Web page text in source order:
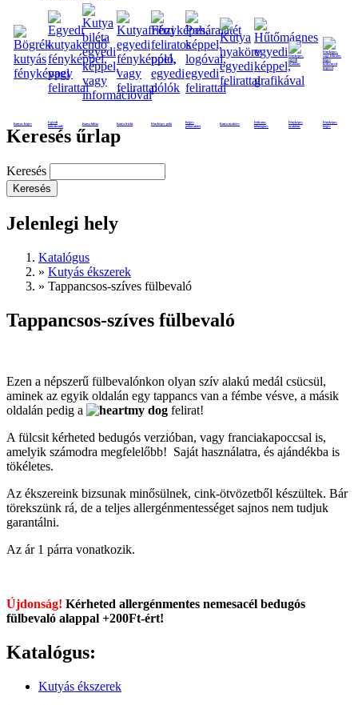
Kutyás bögre
Egyedi
kutyakendő
Kutya biléta Kutya frizbi Fényképes póló
Képes
poháralátét
Kutya nyakörv
Feliratos
hűtmágnes
Fényképes
nyaklánc
Fényképes
bögre
Keresés űrlap
Keresés
Jelenlegi hely
Katalógus
» Kutyás ékszerek
» Tappancsos-szíves fülbevaló
Tappancsos-szíves fülbevaló
Ezen a népszerű fülbevalónkon olyan szív alakú medál csücsül,
aminek az egyik oldalán egy tappancs van a fémbe vésve, a másik
oldalán pedig a
my dog felirat!
A fülcsit kérheted bedugós verzióban, vagy franciakapoccsal is,
amelyik számodra megfelelőbb! Saját használatra, és ajándékba is
tökéletes.
Az ékszereink bizsunak minősülnek, cink-ötvözetből készültek. Bár
törekszünk rá, de a teljes allergénmentességet sajnos nem tudjuk
garantálni.
Az ár 1 párra vonatkozik.
Újdonság! Kérheted allergénmentes nemesacél bedugós
fülbevaló alappal +200Ft-ért!
Katalógus:
Kutyás ékszerek